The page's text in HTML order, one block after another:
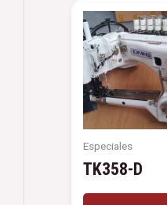
Especiales
TK358-D